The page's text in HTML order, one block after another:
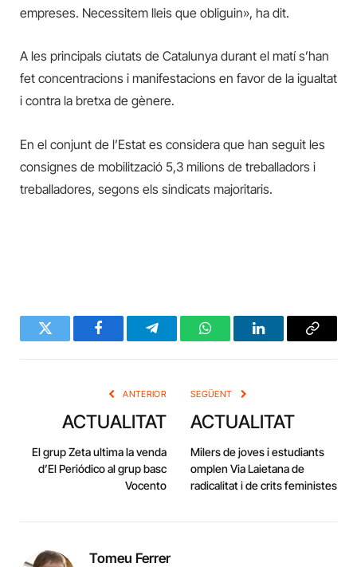
empreses. Necessitem lleis que obliguin», ha dit.
A les principals ciutats de Catalunya durant el matí s’han
fet concentracions i manifestacions en favor de la igualtat
i contra la bretxa de gènere.
En el conjunt de l’Estat es considera que han seguit les
consignes de mobilització 5,3 milions de treballadors i
treballadores, segons els sindicats majoritaris.
Twitter FacebookTelegramWhatsAppLinkedInCopy
ANTERIOR
ACTUALITAT
El grup Zeta ultima la venda
d’El Periódico al grup basc
Vocento
SEGÜENT
ACTUALITAT
Milers de joves i estudiants
omplen Via Laietana de
radicalitat i de crits feministes
Tomeu Ferrer